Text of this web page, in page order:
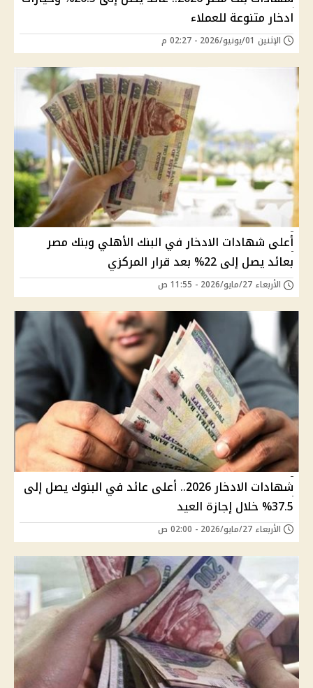
ادخار متنوعة للعملاء
الإثنين 01/يونيو/2026 - 02:27 م
أعلى شهادات الادخار في البنك الأهلي وبنك مصر
بعائد يصل إلى 22% بعد قرار المركزي
الأربعاء 27/مايو/2026 - 11:55 ص
شهادات الادخار 2026.. أعلى عائد في البنوك يصل إلى
37.5% خلال إجازة العيد
الأربعاء 27/مايو/2026 - 02:00 ص